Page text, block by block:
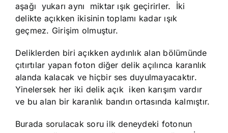
aşağı yukarı aynı miktar ışık geçirirler. İki
delikte açıkken ikisinin toplamı kadar ışık
geçmez. Girişim olmuştur.
Deliklerden biri açıkken aydınlık alan bölümünde
çıtırtılar yapan foton diğer delik açılınca karanlık
alanda kalacak ve hiçbir ses duyulmayacaktır.
Yinelersek her iki delik açık iken karışım vardır
ve bu alan bir karanlık bandın ortasında kalmıştır.
Burada sorulacak soru ilk deneydeki fotonun